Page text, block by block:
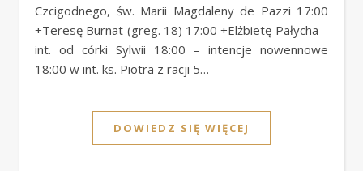
Czcigodnego, św. Marii Magdaleny de Pazzi 17:00
+Teresę Burnat (greg. 18) 17:00 +Elżbietę Pałycha –
int. od córki Sylwii 18:00 – intencje nowennowe
18:00 w int. ks. Piotra z racji 5…
DOWIEDZ SIĘ WIĘCEJ